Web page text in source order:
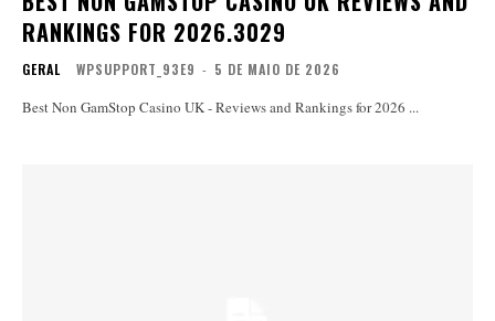
RANKINGS FOR 2026.3029
GERAL WPSUPPORT_93E9 - 5 DE MAIO DE 2026
Best Non GamStop Casino UK - Reviews and Rankings for 2026 ...